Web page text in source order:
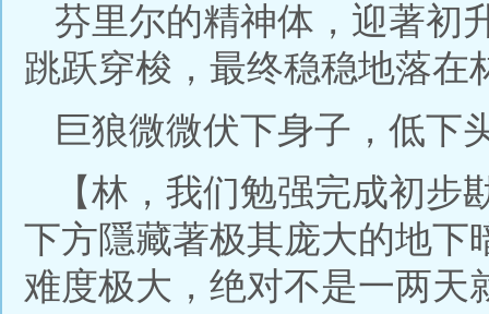
芬里尔的精神体，迎著初
跳跃穿梭，最终稳稳地落在
巨狼微微伏下身子，低下
【林，我们勉强完成初
下方隱藏著极其庞大的地下
难度极大，绝对不是一两天